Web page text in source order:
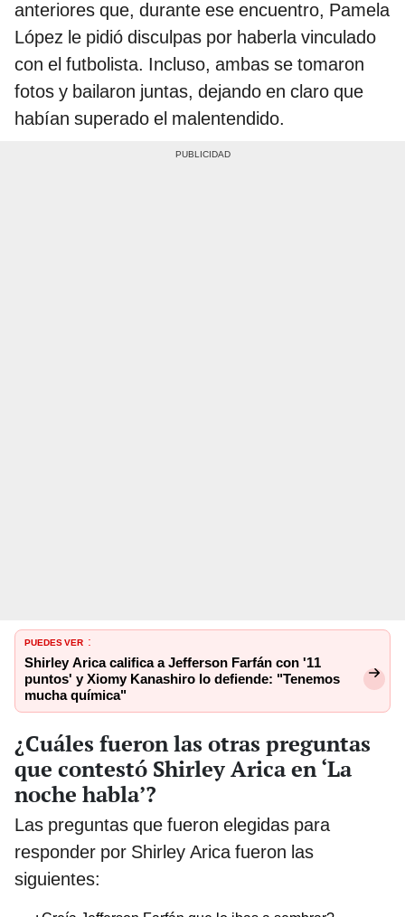
anteriores que, durante ese encuentro, Pamela
López le pidió disculpas por haberla vinculado
con el futbolista. Incluso, ambas se tomaron
fotos y bailaron juntas, dejando en claro que
habían superado el malentendido.
PUEDES VER :
Shirley Arica califica a Jefferson Farfán con '11
puntos' y Xiomy Kanashiro lo defiende: "Tenemos
mucha química"
¿Cuáles fueron las otras preguntas
que contestó Shirley Arica en ‘La
noche habla’?
Las preguntas que fueron elegidas para
responder por Shirley Arica fueron las
siguientes: